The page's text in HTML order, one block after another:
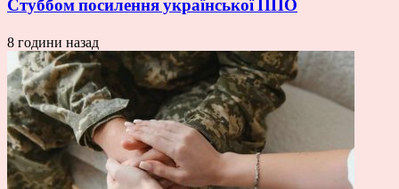
Стуббом посилення української ППО
8 години назад